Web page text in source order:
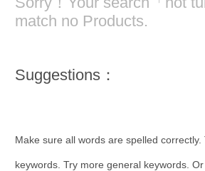
DE
NOUS
VISITE
D'USINE
match no Products.
Suggestions：
Make sure all words are spelled correctly.
keywords. Try more general keywords. Or